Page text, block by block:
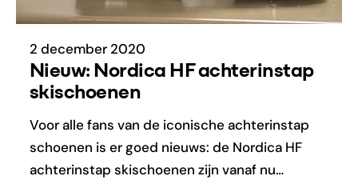
2 december 2020
Nieuw: Nordica HF achterinstap
skischoenen
Voor alle fans van de iconische achterinstap
schoenen is er goed nieuws: de Nordica HF
achterinstap skischoenen zijn vanaf nu…